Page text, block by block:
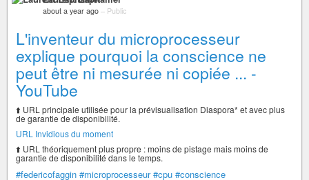
about a year ago – Public
L'inventeur du microprocesseur
explique pourquoi la conscience ne
peut être ni mesurée ni copiée ... -
YouTube
⬆️ URL principale utilisée pour la prévisualisation Diaspora* et avec plus
de garantie de disponibilité.
URL Invidious du moment
⬆️ URL théoriquement plus propre : moins de pistage mais moins de
garantie de disponibilité dans le temps.
#federicofaggin #microprocesseur #cpu #conscience